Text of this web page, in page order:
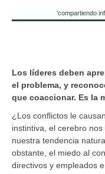
'compartiendo
Los líderes deben
el problema, y
que coaccionar. Es la
¿Los conflictos le
instintiva, el cerebro
nuestra tendencia
obstante, el miedo al
directivos y empleados